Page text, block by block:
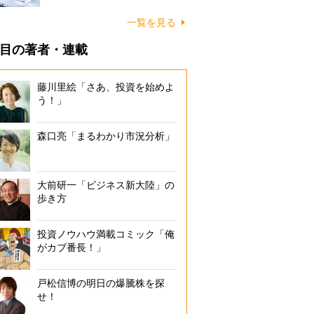
一覧を見る
の著者・連載
藤川里絵「さあ、投資を始めよ
う！」
森口亮「まるわかり市況分析」
大前研一「ビジネス新大陸」の
歩き方
投資ノウハウ満載コミック「俺
がカブ番長！」
戸松信博の明日の爆騰株を探
せ！